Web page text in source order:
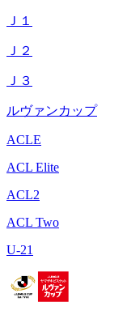
Ｊ１
Ｊ２
Ｊ３
ルヴァンカップ
ACLE
ACL Elite
ACL2
ACL Two
U-21